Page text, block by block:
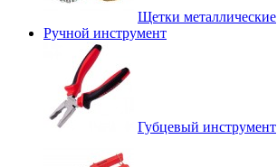
Щетки металлические
Ручной инструмент
Губцевый инструмент